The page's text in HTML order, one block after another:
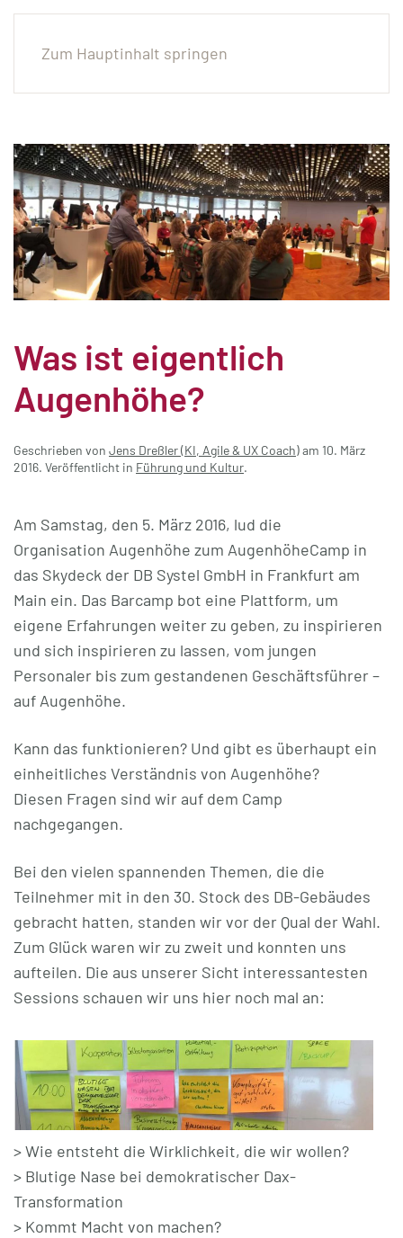
Zum Hauptinhalt springen
Was ist eigentlich
Augenhöhe?
Geschrieben von Jens Dreßler (KI, Agile & UX Coach)am 10. März
2016. Veröffentlicht in Führung und Kultur.
Am Samstag, den 5. März 2016, lud die
Organisation Augenhöhe zum AugenhöheCamp in
das Skydeck der DB Systel GmbH in Frankfurt am
Main ein. Das Barcamp bot eine Plattform, um
eigene Erfahrungen weiter zu geben, zu inspirieren
und sich inspirieren zu lassen, vom jungen
Personaler bis zum gestandenen Geschäftsführer –
auf Augenhöhe.
Kann das funktionieren? Und gibt es überhaupt ein
einheitliches Verständnis von Augenhöhe?
Diesen Fragen sind wir auf dem Camp
nachgegangen.
Bei den vielen spannenden Themen, die die
Teilnehmer mit in den 30. Stock des DB-Gebäudes
gebracht hatten, standen wir vor der Qual der Wahl.
Zum Glück waren wir zu zweit und konnten uns
aufteilen. Die aus unserer Sicht interessantesten
Sessions schauen wir uns hier noch mal an:
> Wie entsteht die Wirklichkeit, die wir wollen?
> Blutige Nase bei demokratischer Dax-
Transformation
> Kommt Macht von machen?